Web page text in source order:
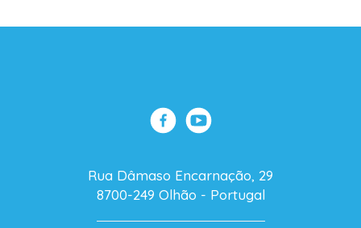
Rua Dâmaso Encarnação, 29
8700-249 Olhão - Portugal